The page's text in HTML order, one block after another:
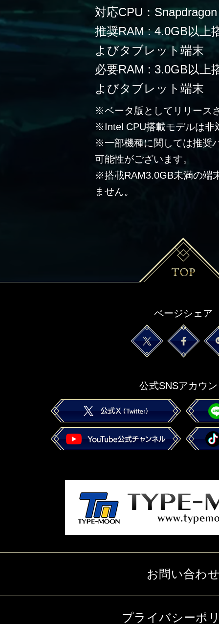
対応CPU：
推奨RAM : 4.0GB以上
よびタブレット端末
必要RAM : 3.0GB以上
よびタブレット端末
※ベータ版としてリリース
※Intel CPU搭載モデルは非
※一部機種に関しては推奨
可能性がございます。
※搭載RAM3.0GB未満の端
ません。
ページシェア
公式SNSアカウ
お問い合わ
プライバシーポ